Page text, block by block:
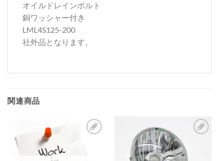
オイルドレインボルト
銅ワッシャー付き
LML4S125-200
社外品となります。
関連商品